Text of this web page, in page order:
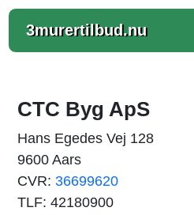
3murertilbud.nu
CTC Byg ApS
Hans Egedes Vej 128
9600 Aars
CVR: 36699620
TLF: 42180900